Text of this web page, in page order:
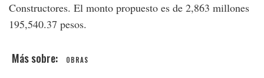
Constructores. El monto propuesto es de 2,863 millones
195,540.37 pesos.
OBRAS